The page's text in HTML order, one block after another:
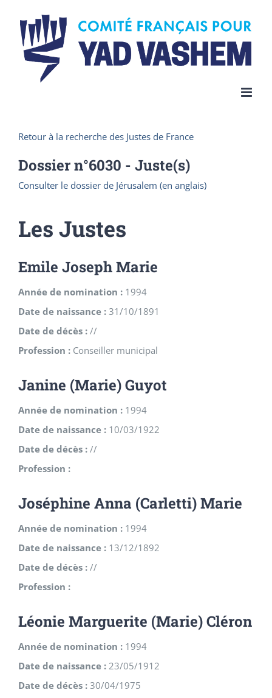
content
Retour à la recherche des Justes de France
Dossier n°6030 - Juste(s)
Consulter le dossier de Jérusalem (en anglais)
Les Justes
Emile Joseph Marie
Année de nomination : 1994
Date de naissance : 31/10/1891
Date de décès : //
Profession : Conseiller municipal
Janine (Marie) Guyot
Année de nomination : 1994
Date de naissance : 10/03/1922
Date de décès : //
Profession :
Joséphine Anna (Carletti) Marie
Année de nomination : 1994
Date de naissance : 13/12/1892
Date de décès : //
Profession :
Léonie Marguerite (Marie) Cléron
Année de nomination : 1994
Date de naissance : 23/05/1912
Date de décès : 30/04/1975